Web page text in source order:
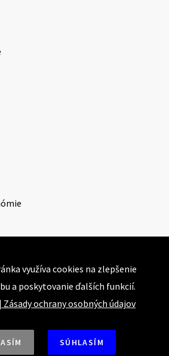
využíva cookies na zlepšenie
a poskytovanie ďalších funkcií.
| Zásady ochrany osobných údajov
SÚHLASÍM